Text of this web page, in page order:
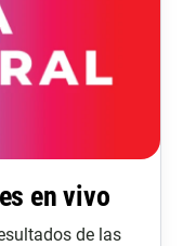
en vivo
de las